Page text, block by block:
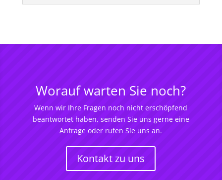
Worauf warten Sie noch?
Wenn wir Ihre Fragen noch nicht erschöpfend
beantwortet haben, senden Sie uns gerne eine
Anfrage oder rufen Sie uns an.
Kontakt zu uns